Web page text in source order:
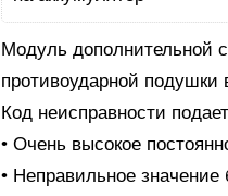
Модуль дополнительной
противоударной подушки
Код неисправности
• Очень высокое
• Неправильное значение